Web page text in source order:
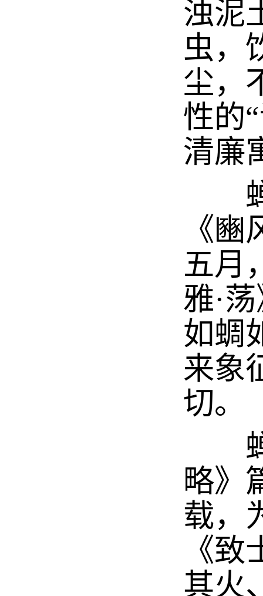
浊泥
虫，
尘，
性的
清廉
蝉
《
五月
雅·
如蜩
来象
切。
蝉
略》
载，
《
其火